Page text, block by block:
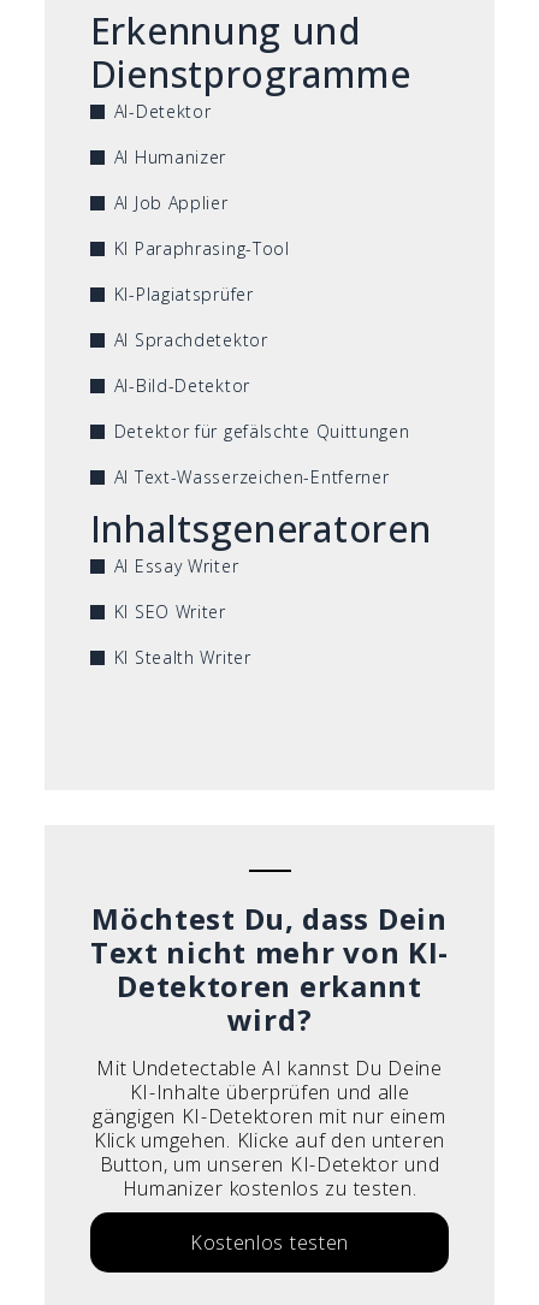
Erkennung und
Dienstprogramme
AI-Detektor
AI Humanizer
AI Job Applier
KI Paraphrasing-Tool
KI-Plagiatsprüfer
AI Sprachdetektor
AI-Bild-Detektor
Detektor für gefälschte Quittungen
AI Text-Wasserzeichen-Entferner
Inhaltsgeneratoren
AI Essay Writer
KI SEO Writer
KI Stealth Writer
Möchtest Du, dass Dein
Text nicht mehr von KI-
Detektoren erkannt
wird?
Mit Undetectable AI kannst Du Deine
KI-Inhalte überprüfen und alle
gängigen KI-Detektoren mit nur einem
Klick umgehen. Klicke auf den unteren
Button, um unseren KI-Detektor und
Humanizer kostenlos zu testen.
Kostenlos testen